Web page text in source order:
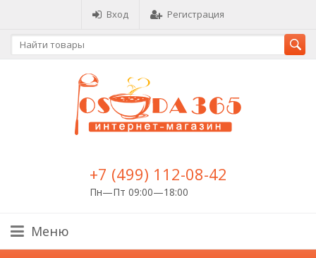
Вход Регистрация
+7 (499) 112-08-42
Пн—Пт 09:00—18:00
Меню